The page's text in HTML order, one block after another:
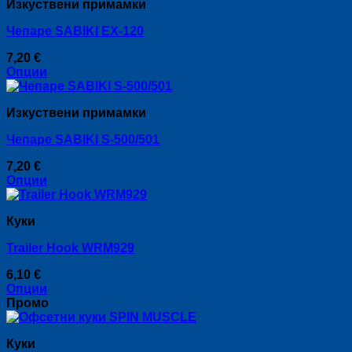
on
the
product
page
has
variants.
options
may
be
on
the
product
page
Изкуствени примамки
Чепаре SABIKI EX-120
7,20 €
Опции
This
has
variants.
options
may
be
on
the
product
page
Изкуствени примамки
Чепаре SABIKI S-500/501
7,20 €
Опции
This
has
variants.
options
may
be
chosen
the
Куки
Trailer Hook WRM929
6,10 €
Опции
This
product
multiple
Промо
Куки